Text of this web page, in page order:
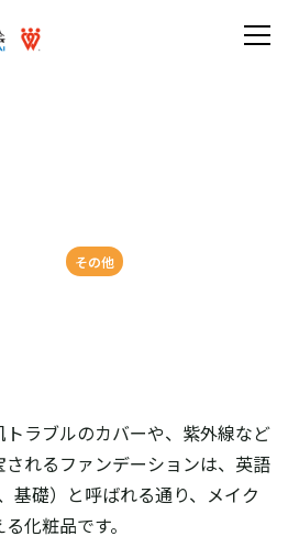
その他
ラブルのカバーや、紫外線など
れるファンデーションは、英語
基礎）と呼ばれる通り、メイク
化粧品です。